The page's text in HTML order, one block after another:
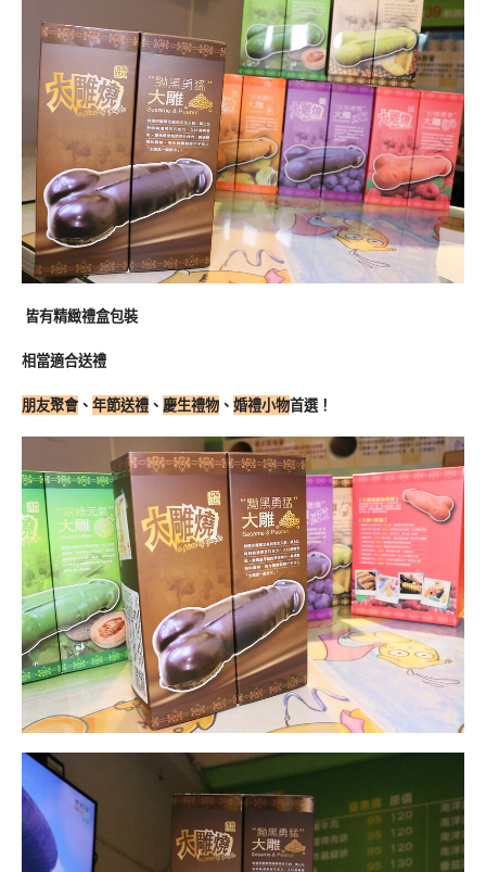
皆有精緻禮盒包裝
相當適合送禮
朋友聚會、 年節送禮 、 慶生禮物 、 婚禮小物首選！